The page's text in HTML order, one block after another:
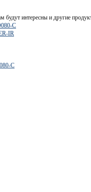
будут интересны и другие
C
IR
C